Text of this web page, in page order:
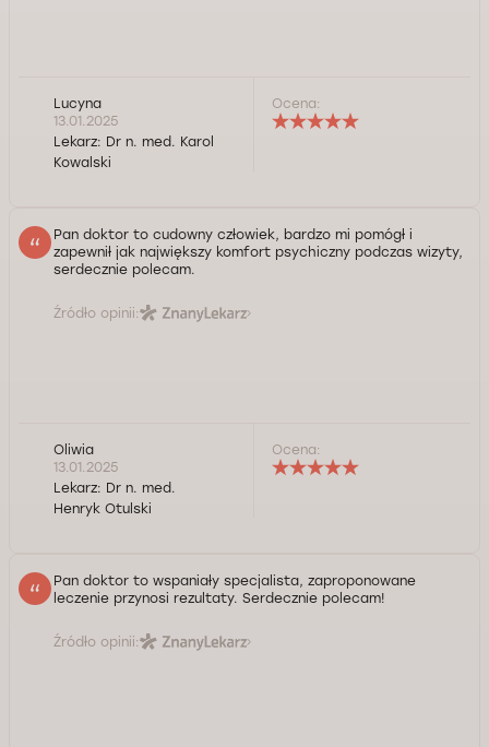
Lucyna
13.01.2025
Lekarz: Dr n. med. Karol
Kowalski
Ocena:
Pan doktor to cudowny człowiek, bardzo mi pomógł i
zapewnił jak największy komfort psychiczny podczas wizyty,
serdecznie polecam.
Źródło opinii:
Oliwia
13.01.2025
Lekarz: Dr n. med.
Henryk Otulski
Ocena:
Pan doktor to wspaniały specjalista, zaproponowane
leczenie przynosi rezultaty. Serdecznie polecam!
Źródło opinii: